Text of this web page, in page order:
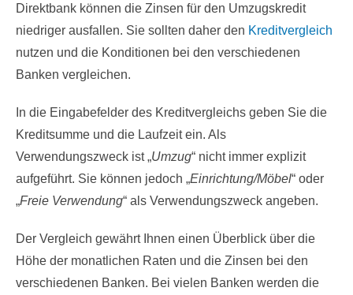
Direktbank können die Zinsen für den Umzugskredit
niedriger ausfallen. Sie sollten daher den Kreditvergleich
nutzen und die Konditionen bei den verschiedenen
Banken vergleichen.
In die Eingabefelder des Kreditvergleichs geben Sie die
Kreditsumme und die Laufzeit ein. Als
Verwendungszweck ist „Umzug“ nicht immer explizit
aufgeführt. Sie können jedoch „Einrichtung/Möbel“ oder
„Freie Verwendung“ als Verwendungszweck angeben.
Der Vergleich gewährt Ihnen einen Überblick über die
Höhe der monatlichen Raten und die Zinsen bei den
verschiedenen Banken. Bei vielen Banken werden die